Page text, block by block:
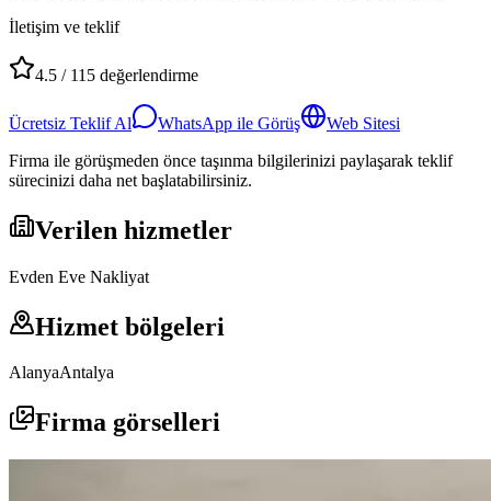
İletişim ve teklif
4.5 / 115 değerlendirme
Ücretsiz Teklif Al WhatsApp ile Görüş
Web Sitesi
Firma ile görüşmeden önce taşınma bilgilerinizi paylaşarak teklif
sürecinizi daha net başlatabilirsiniz.
Verilen hizmetler
Evden Eve Nakliyat
Hizmet bölgeleri
AlanyaAntalya
Firma görselleri